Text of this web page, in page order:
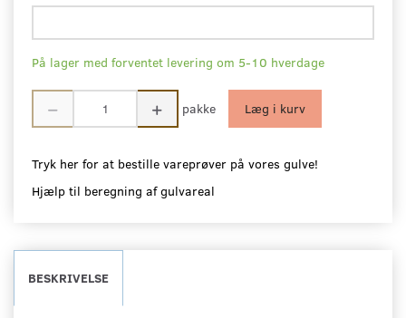
På lager med forventet levering om 5-10 hverdage
pakke Læg i kurv
Tryk her for at bestille vareprøver på vores gulve!
Hjælp til beregning af gulvareal
BESKRIVELSE